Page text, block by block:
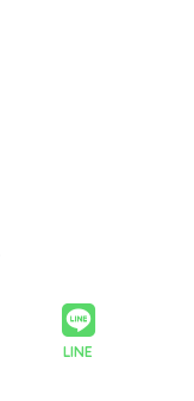
LINE